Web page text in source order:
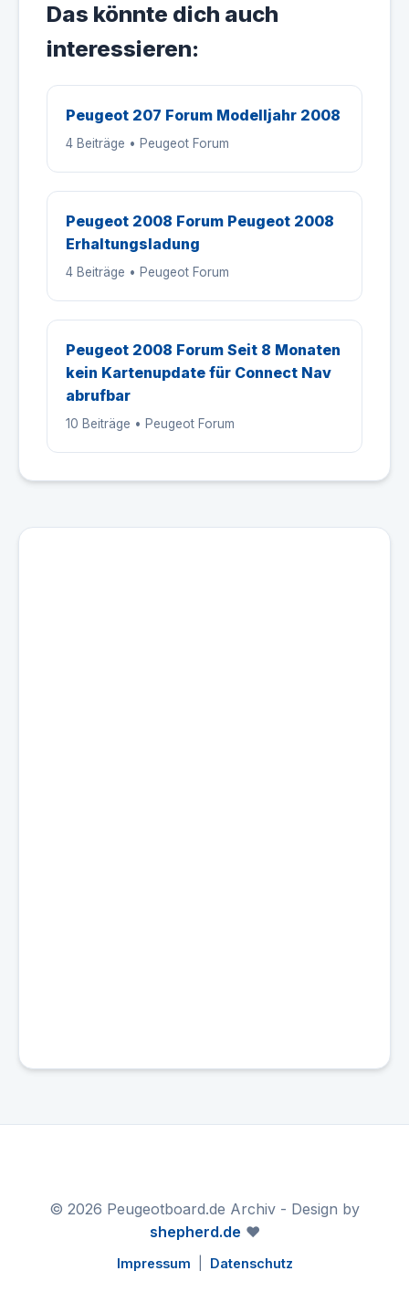
Das könnte dich auch
interessieren:
Peugeot 207 Forum Modelljahr 2008
4 Beiträge • Peugeot Forum
Peugeot 2008 Forum Peugeot 2008
Erhaltungsladung
4 Beiträge • Peugeot Forum
Peugeot 2008 Forum Seit 8 Monaten
kein Kartenupdate für Connect Nav
abrufbar
10 Beiträge • Peugeot Forum
© 2026 Peugeotboard.de Archiv - Design by
shepherd.de ❤️
Impressum Datenschutz